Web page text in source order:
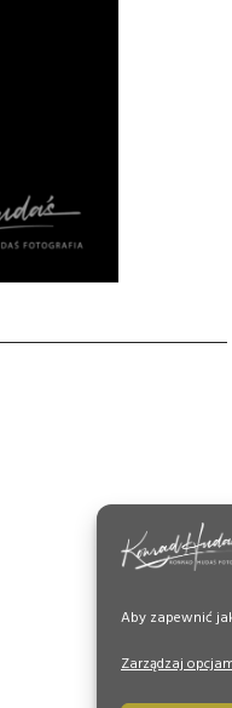
Aby zapewnić
Zarządzaj